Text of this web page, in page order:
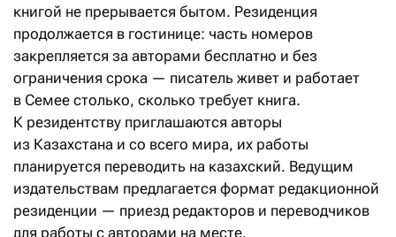
книгой не прерывается бытом. Резиденция
продолжается в гостинице: часть номеров
закрепляется за авторами бесплатно и без
ограничения срока — писатель живет и работает
в Семее столько, сколько требует книга.
К резидентству приглашаются авторы
из Казахстана и со всего мира, их работы
планируется переводить на казахский. Ведущим
издательствам предлагается формат редакционной
резиденции — приезд редакторов и переводчиков
для работы с авторами на месте.